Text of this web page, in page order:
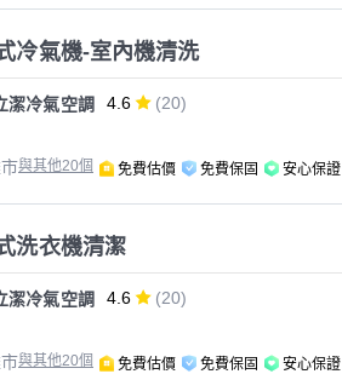
冷氣機-室內機清洗
潔冷氣空調 4.6 (20)
與其他20個 免費估價 免費保固 安心保證
洗衣機清潔
潔冷氣空調 4.6 (20)
與其他20個 免費估價 免費保固 安心保證